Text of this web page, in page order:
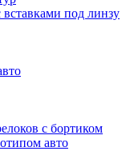
под линзу
с бортиком
авто